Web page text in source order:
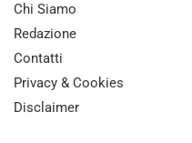
Chi Siamo
Redazione
Contatti
Privacy & Cookies
Disclaimer